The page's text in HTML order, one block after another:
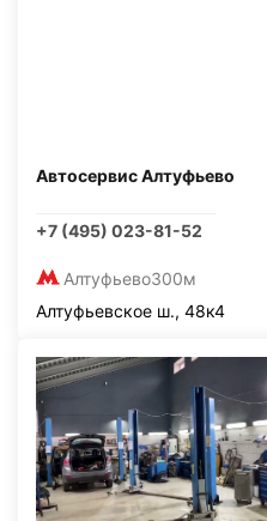
Автосервис Алтуфьево
+7 (495) 023-81-52
Алтуфьево300м
Алтуфьевское ш., 48к4